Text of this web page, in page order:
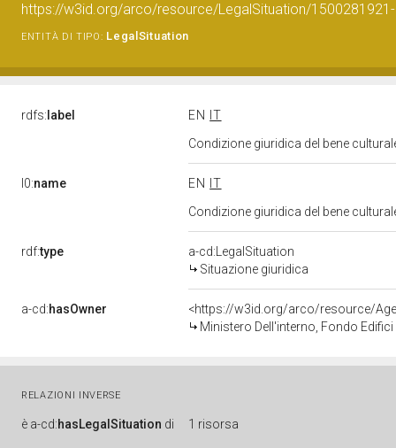
https://w3id.org/arco/resource/LegalSituation/
ENTITÀ DI TIPO: LegalSituation
rdfs: label EN
IT
Condizione giuridica del bene
l0:name EN
IT
Condizione giuridica del bene
rdf:type
a-cd:LegalSituation
Situazione giuridica
a-cd:hasOwner
<https://w3id.org/arco/resource/
Ministero Dell'interno, Fondo Edifici
RELAZIONI INVERSE
è a-cd:hasLegalSituation di 1 risorsa